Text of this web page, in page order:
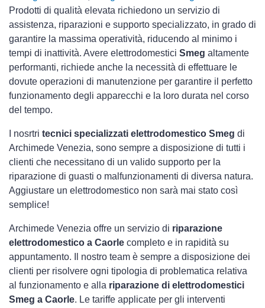
Prodotti di qualità elevata richiedono un servizio di
assistenza, riparazioni e supporto specializzato, in grado di
garantire la massima operatività, riducendo al minimo i
tempi di inattività. Avere elettrodomestici Smeg altamente
performanti, richiede anche la necessità di effettuare le
dovute operazioni di manutenzione per garantire il perfetto
funzionamento degli apparecchi e la loro durata nel corso
del tempo.
I nosrtri tecnici specializzati elettrodomestico Smeg di
Archimede Venezia, sono sempre a disposizione di tutti i
clienti che necessitano di un valido supporto per la
riparazione di guasti o malfunzionamenti di diversa natura.
Aggiustare un elettrodomestico non sarà mai stato così
semplice!
Archimede Venezia offre un servizio di riparazione
elettrodomestico a Caorle completo e in rapidità su
appuntamento. Il nostro team è sempre a disposizione dei
clienti per risolvere ogni tipologia di problematica relativa
al funzionamento e alla riparazione di elettrodomestici
Smeg a Caorle. Le tariffe applicate per gli interventi